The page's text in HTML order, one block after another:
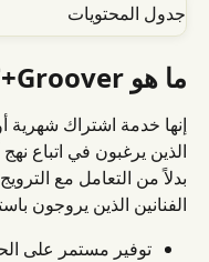
جدول المحتويات
ما هو Groover+؟
إنها خدمة اشتراك شهرية
الذين يرغبون في اتباع
بدلاً من التعامل مع
الفنانين الذين يروجون
توفير مستمر على